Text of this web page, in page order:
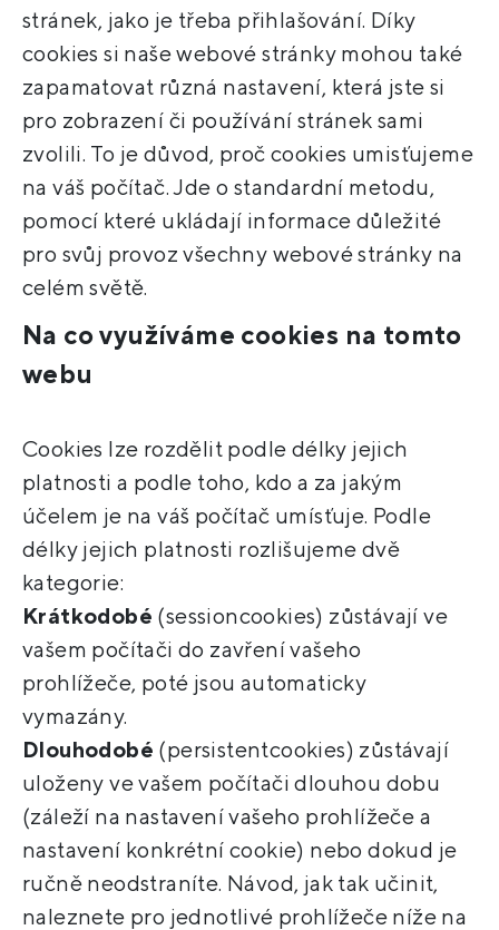
stránek, jako je třeba přihlašování. Díky
cookies si naše webové stránky mohou také
zapamatovat různá nastavení, která jste si
pro zobrazení či používání stránek sami
zvolili. To je důvod, proč cookies umisťujeme
na váš počítač. Jde o standardní metodu,
pomocí které ukládají informace důležité
pro svůj provoz všechny webové stránky na
celém světě.
Na co využíváme cookies na tomto
webu
Cookies lze rozdělit podle délky jejich
platnosti a podle toho, kdo a za jakým
účelem je na váš počítač umísťuje. Podle
délky jejich platnosti rozlišujeme dvě
kategorie:
Krátkodobé (sessioncookies) zůstávají ve
vašem počítači do zavření vašeho
prohlížeče, poté jsou automaticky
vymazány.
Dlouhodobé (persistentcookies) zůstávají
uloženy ve vašem počítači dlouhou dobu
(záleží na nastavení vašeho prohlížeče a
nastavení konkrétní cookie) nebo dokud je
ručně neodstraníte. Návod, jak tak učinit,
naleznete pro jednotlivé prohlížeče níže na